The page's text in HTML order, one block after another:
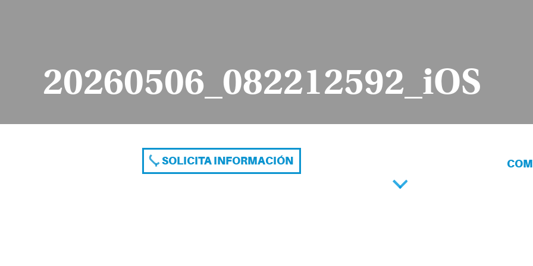
20260506_082212592_iOS
SOLICITA INFORMACIÓN